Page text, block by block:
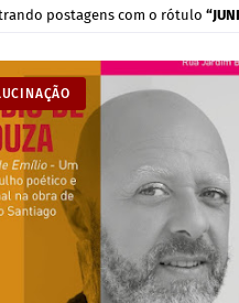
postagens com o rótulo